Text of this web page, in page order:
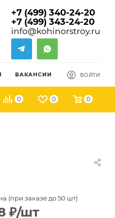
+7 (499) 340-24-20
+7 (499) 343-24-20
info@kohinorstroy.ru
ВАКАНСИИ ВОЙТИ
0 0 0
(при заказе до 50 шт)
₽/шт